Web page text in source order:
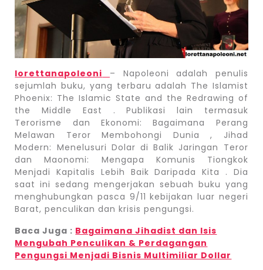
lorettanapoleoni
– Napoleoni adalah penulis
sejumlah buku, yang terbaru adalah The Islamist
Phoenix: The Islamic State and the Redrawing of
the Middle East . Publikasi lain termasuk
Terorisme dan Ekonomi: Bagaimana Perang
Melawan Teror Membohongi Dunia , Jihad
Modern: Menelusuri Dolar di Balik Jaringan Teror
dan Maonomi: Mengapa Komunis Tiongkok
Menjadi Kapitalis Lebih Baik Daripada Kita . Dia
saat ini sedang mengerjakan sebuah buku yang
menghubungkan pasca 9/11 kebijakan luar negeri
Barat, penculikan dan krisis pengungsi.
Baca Juga : Bagaimana Jihadist dan Isis
Mengubah Penculikan & Perdagangan
Pengungsi Menjadi Bisnis Multimiliar Dollar